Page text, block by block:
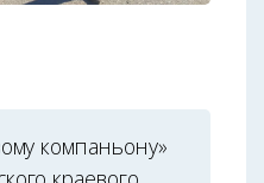
компаньону»